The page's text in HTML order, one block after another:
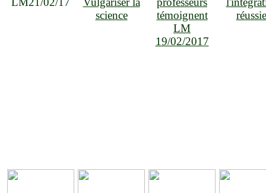
science
témoignent
LM
19/02/2017
réussie